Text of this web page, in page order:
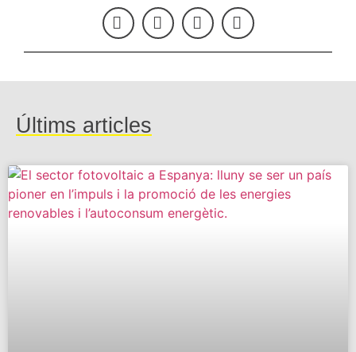
Últims articles